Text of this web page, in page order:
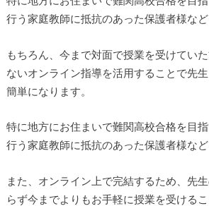
行う家庭教師に抵抗のあった保護者様など
もちろん、今まで対面で授業を受けてい
ないオンライン指導を活用することで先
簡単になります。
特に地方にお住まいで難関高校合格を目
行う家庭教師に抵抗のあった保護者様など
また、オンライン上で完結するため、先
らず今までよりもお手軽に授業を受けるこ